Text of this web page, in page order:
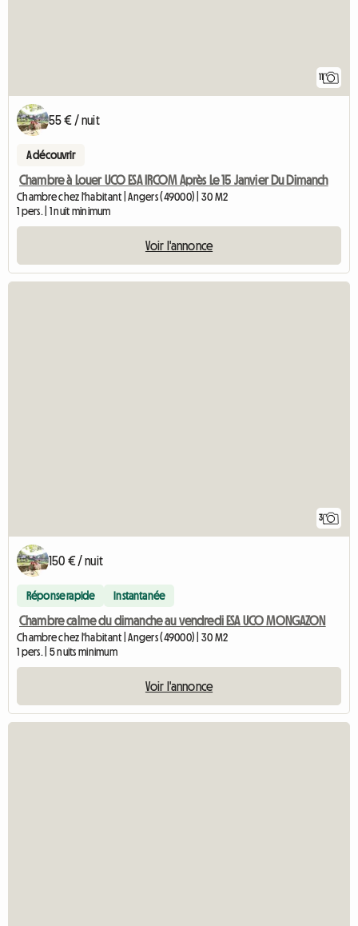
11
55 € / nuit
A découvrir
Chambre à Louer UCO ESA IRCOM Après Le 15 Janvier Du Dimanch
Chambre chez l'habitant | Angers (49000) | 30 M2
1 pers. | 1 nuit minimum
Voir l'annonce
3
150 € / nuit
Réponse rapide Instantanée
Chambre calme du dimanche au vendredi ESA UCO MONGAZON
Chambre chez l'habitant | Angers (49000) | 30 M2
1 pers. | 5 nuits minimum
Voir l'annonce